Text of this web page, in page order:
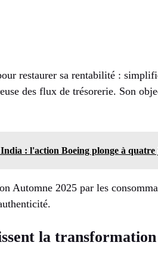
restaurer sa rentabilité :
des flux de trésorerie. Son
: l'action Boeing plonge à
Automne 2025 par les
la transformation